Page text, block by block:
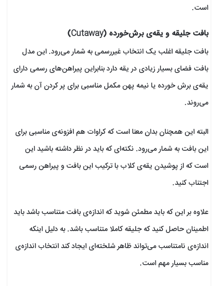
است.
بافت جلیقه و یقه‌ی برش‌خورده (Cutaway)
بافت جلیقه اغلب یک انتخاب غیررسمی به شمار می‌رود. این مدل
بافت فضای بسیار زیادی در یقه دارد بنابراین پیراهن‌های رسمی دارای
یقه‌ی برش خورده یا نیمه پهن مکمل مناسبی برای پر کردن آن به شمار
می‌روند.
البته این همچنان بدان معنا است که کراوات هم افزونه‌ی مناسبی برای
این بافت به شمار می‌رود. نکته‌ای که باید در نظر داشته باشید این
است که از پوشیدن یقه‌ی کلاب با ترکیب این بافت و پیراهن رسمی
اجتناب کنید.
علاوه بر این که باید مطمئن شوید که اندازه‌ی بافت متناسب باشد باید
اطمینان حاصل کنید که جلیقه کاملا متناسب باشد. به دلیل اینکه
اندازه‌ی نامتناسب می‌تواند ظاهر شلخته‌ای ایجاد کند انتخاب اندازه‌ی
مناسب بسیار مهم است.